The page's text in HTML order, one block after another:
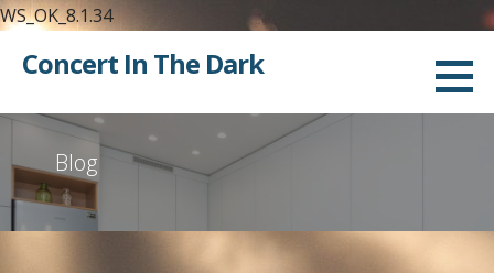
WS_OK_8.1.34
Concert In The Dark
Blog